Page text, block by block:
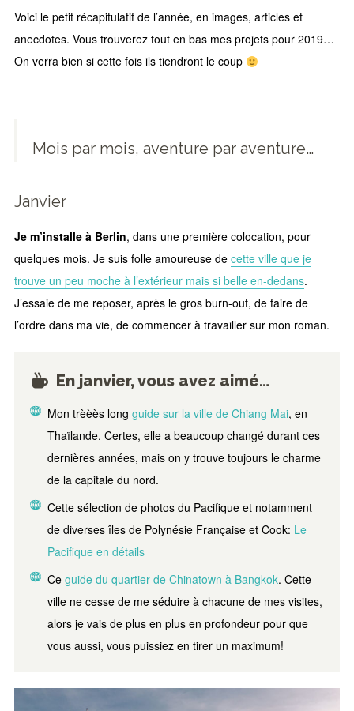
Voici le petit récapitulatif de l’année, en images, articles et
anecdotes. Vous trouverez tout en bas mes projets pour 2019…
On verra bien si cette fois ils tiendront le coup
Mois par mois, aventure par aventure…
Janvier
Je m’installe à Berlin, dans une première colocation, pour
quelques mois. Je suis folle amoureuse de cette ville que je
trouve un peu moche à l’extérieur mais si belle en-dedans.
J’essaie de me reposer, après le gros burn-out, de faire de
l’ordre dans ma vie, de commencer à travailler sur mon roman.
En janvier, vous avez aimé…
Mon trèèès long guide sur la ville de Chiang Mai, en
Thaïlande. Certes, elle a beaucoup changé durant ces
dernières années, mais on y trouve toujours le charme
de la capitale du nord.
Cette sélection de photos du Pacifique et notamment
de diverses îles de Polynésie Française et Cook: Le
Pacifique en détails
Ce guide du quartier de Chinatown à Bangkok. Cette
ville ne cesse de me séduire à chacune de mes visites,
alors je vais de plus en plus en profondeur pour que
vous aussi, vous puissiez en tirer un maximum!